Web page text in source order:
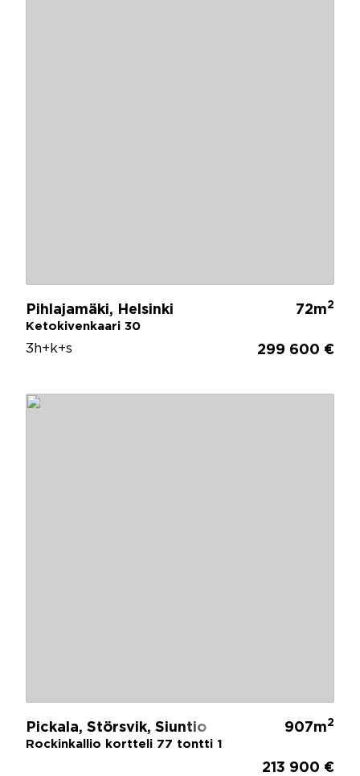
Pihlajamäki, Helsinki
Ketokivenkaari 30
72m2
3h+k+s 299 600 €
Pickala, Störsvik, Siuntio
Rockinkallio kortteli 77 tontti 1
907m2
213 900 €